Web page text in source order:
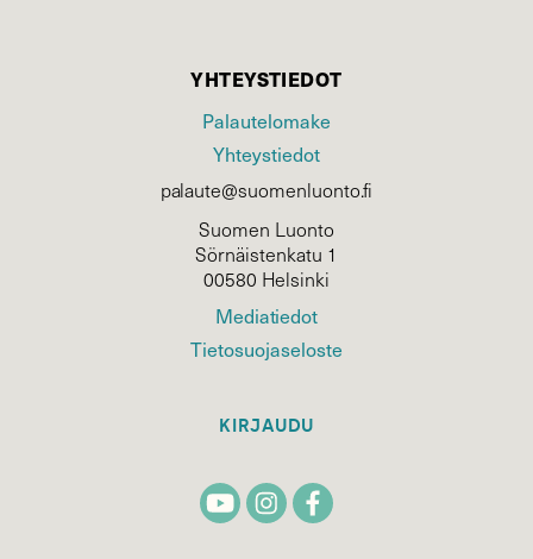
YHTEYSTIEDOT
Palautelomake
Yhteystiedot
palaute@suomenluonto.fi
Suomen Luonto
Sörnäistenkatu 1
00580 Helsinki
Mediatiedot
Tietosuojaseloste
KIRJAUDU